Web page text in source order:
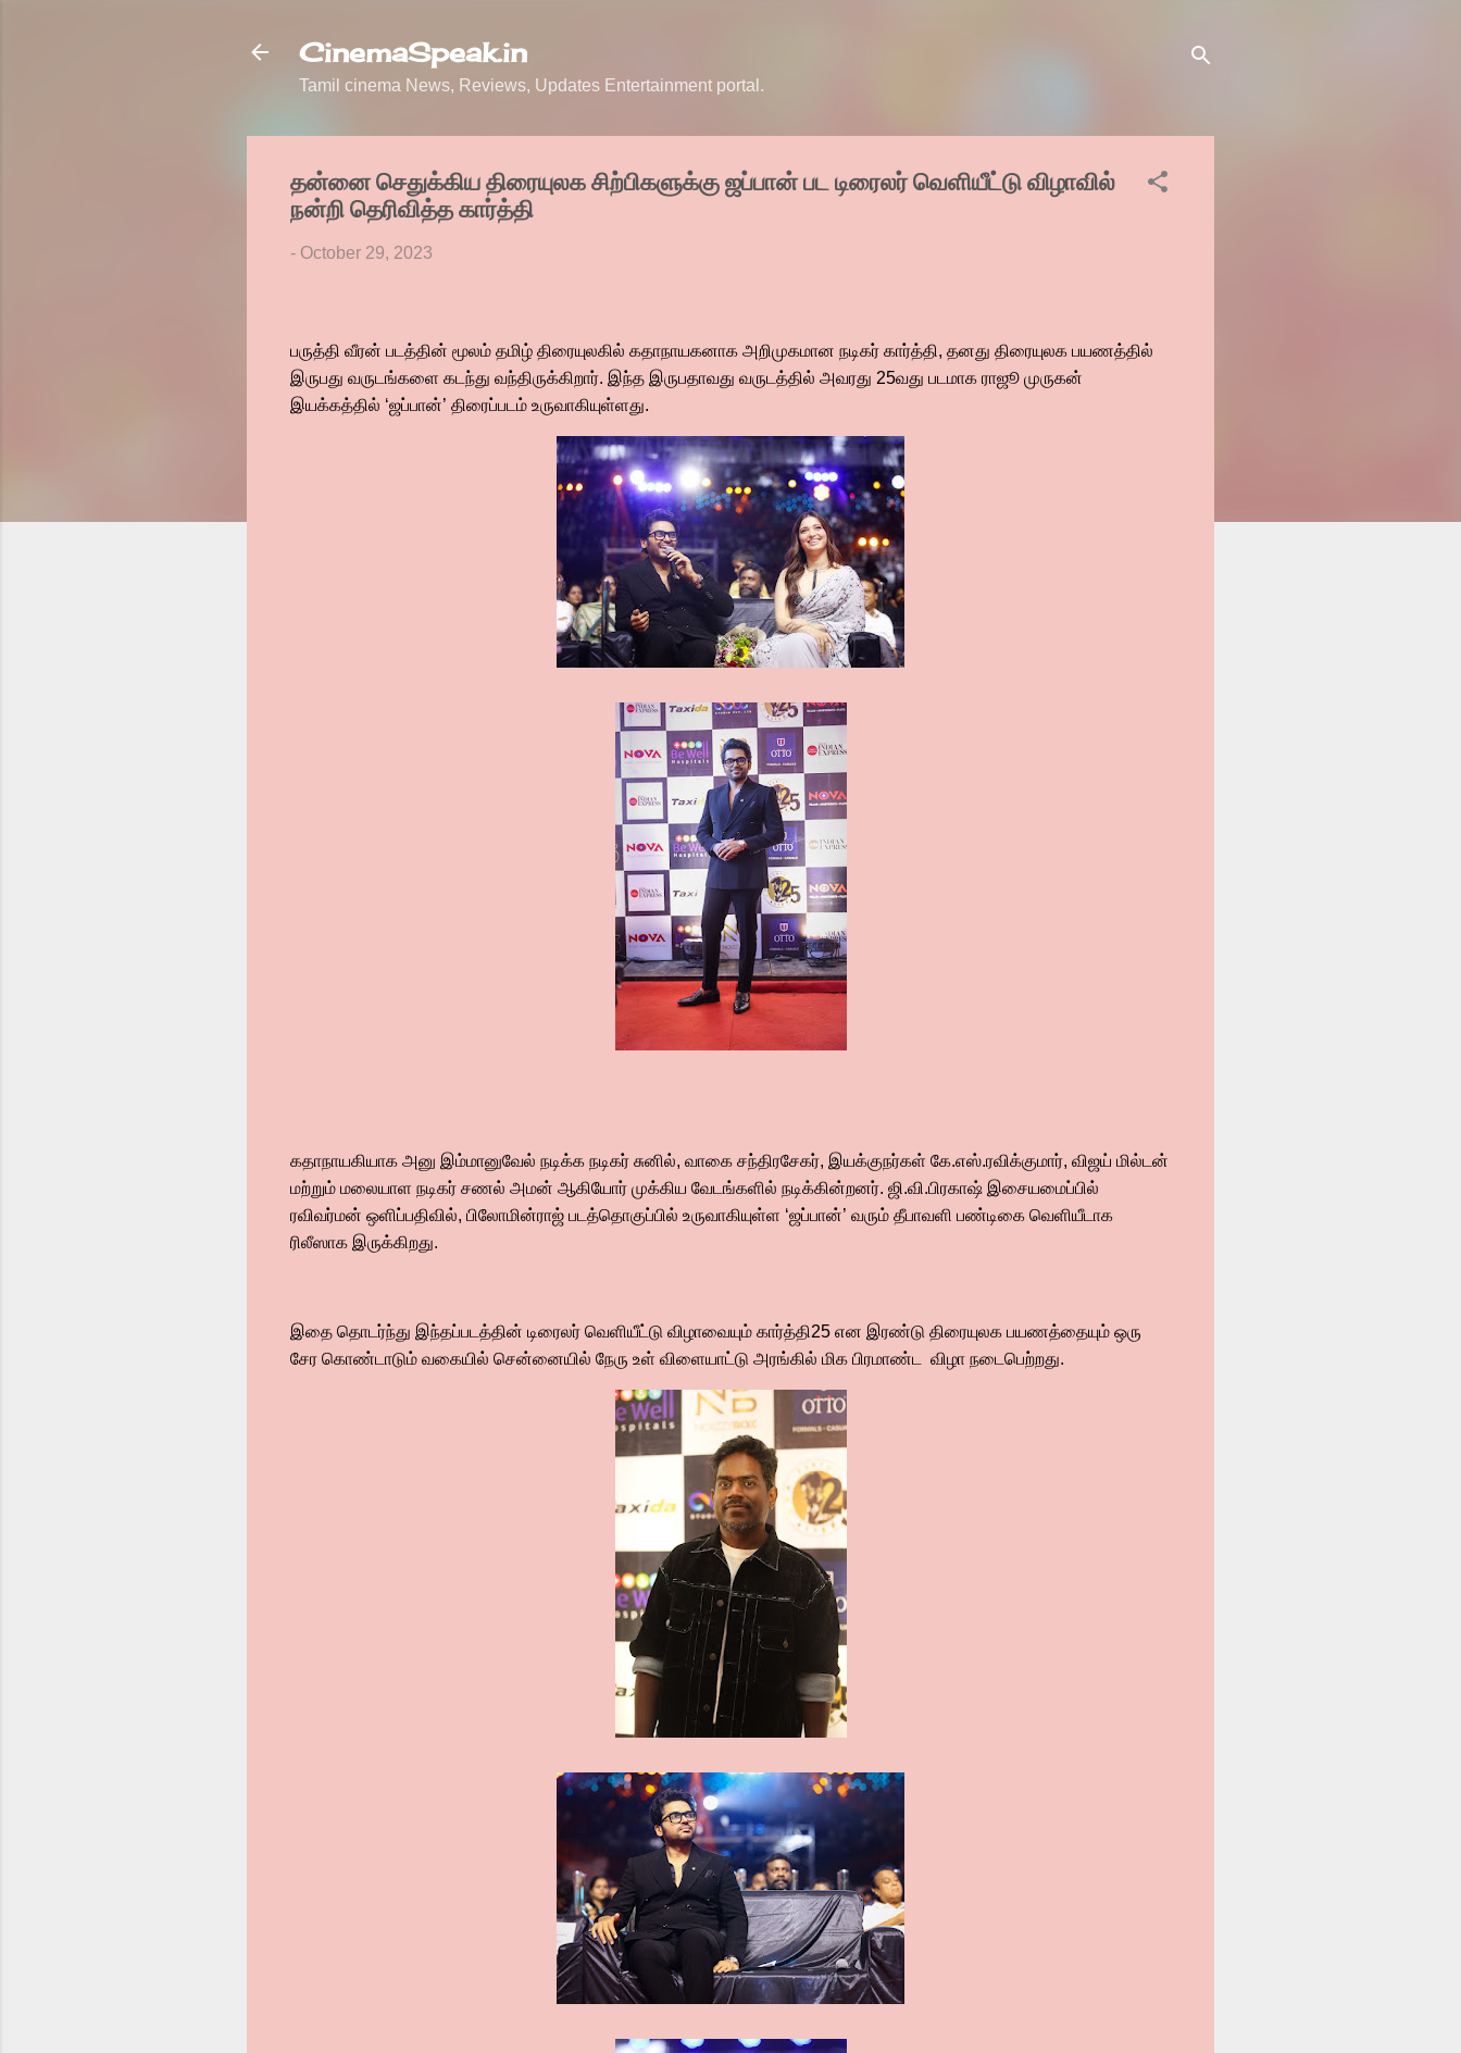
CinemaSpeak.in
Tamil cinema News, Reviews, Updates Entertainment portal.
தன்னை செதுக்கிய திரையுலக சிற்பிகளுக்கு ஜப்பான் பட டிரைலர் வெளியீட்டு விழாவில்
நன்றி தெரிவித்த கார்த்தி
- October 29, 2023
பருத்தி வீரன் படத்தின் மூலம் தமிழ் திரையுலகில் கதாநாயகனாக அறிமுகமான நடிகர் கார்த்தி, தனது திரையுலக பயணத்தில்
இருபது வருடங்களை கடந்து வந்திருக்கிறார். இந்த இருபதாவது வருடத்தில் அவரது 25வது படமாக ராஜூ முருகன்
இயக்கத்தில் ‘ஜப்பான்’ திரைப்படம் உருவாகியுள்ளது.
கதாநாயகியாக அனு இம்மானுவேல் நடிக்க நடிகர் சுனில், வாகை சந்திரசேகர், இயக்குநர்கள் கே.எஸ்.ரவிக்குமார், விஜய் மில்டன்
மற்றும் மலையாள நடிகர் சணல் அமன் ஆகியோர் முக்கிய வேடங்களில் நடிக்கின்றனர். ஜி.வி.பிரகாஷ் இசையமைப்பில்
ரவிவர்மன் ஒளிப்பதிவில், பிலோமின்ராஜ் படத்தொகுப்பில் உருவாகியுள்ள ‘ஜப்பான்’ வரும் தீபாவளி பண்டிகை வெளியீடாக
ரிலீஸாக இருக்கிறது.
இதை தொடர்ந்து இந்தப்படத்தின் டிரைலர் வெளியீட்டு விழாவையும் கார்த்தி25 என இரண்டு திரையுலக பயணத்தையும் ஒரு
சேர கொண்டாடும் வகையில் சென்னையில் நேரு உள் விளையாட்டு அரங்கில் மிக பிரமாண்ட விழா நடைபெற்றது.